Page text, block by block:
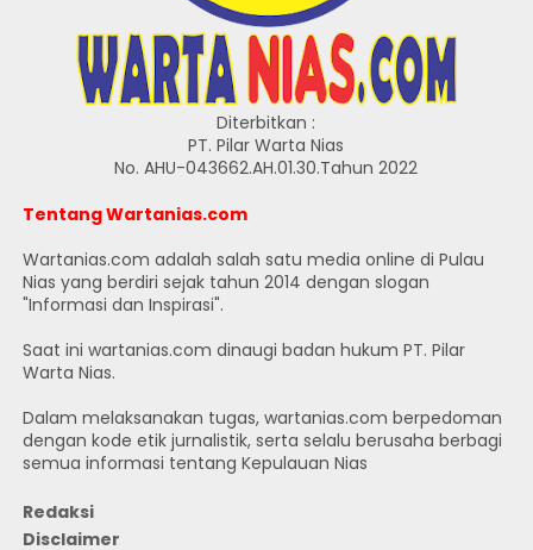
Diterbitkan :
PT. Pilar Warta Nias
No. AHU-043662.AH.01.30.Tahun 2022
Tentang Wartanias.com
Wartanias.com adalah salah satu media online di Pulau
Nias yang berdiri sejak tahun 2014 dengan slogan
"Informasi dan Inspirasi".
Saat ini wartanias.com dinaugi badan hukum PT. Pilar
Warta Nias.
Dalam melaksanakan tugas, wartanias.com berpedoman
dengan kode etik jurnalistik, serta selalu berusaha berbagi
semua informasi tentang Kepulauan Nias
Redaksi
Disclaimer